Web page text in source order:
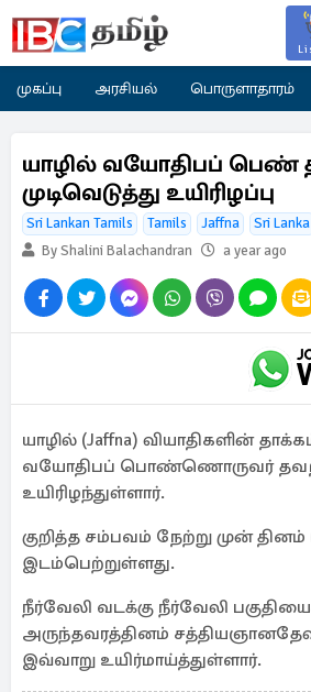
முகப்பு அரசியல் பொருளாதாரம்
யாழில் வயோதிபப் பெண்
முடிவெடுத்து உயிரிழப்பு
Sri Lankan Tamils Tamils Jaffna
Sri Lanka
By Shalini Balachandran
a year ago
யாழில் (Jaffna) வியாதிகளின்
வயோதிபப் பொண்ணொருவர்
உயிரிழந்துள்ளார்.
குறித்த சம்பவம் நேற்று முன் தினம்
இடம்பெற்றுள்ளது.
நீர்வேலி வடக்கு நீர்வேலி
அருந்தவரத்தினம்
இவ்வாறு உயிர்மாய்த்துள்ளார்.